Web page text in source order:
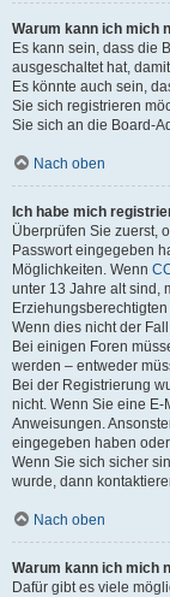
Warum kann ich mich
Es kann sein, dass die
ausgeschaltet hat,
Es könnte auch sein,
Sie sich registrieren
Sie sich an die Board-
Nach oben
Ich habe mich
Überprüfen Sie zuerst,
Passwort eingegeben
Möglichkeiten. Wenn
unter 13 Jahre alt sind,
Wenn dies nicht der
Bei einigen Foren
werden – entweder
Bei der Registrierung
nicht. Wenn Sie eine
Anweisungen.
eingegeben haben
Wenn Sie sich sicher
wurde, dann
Nach oben
Warum kann ich mich
Dafür gibt es viele